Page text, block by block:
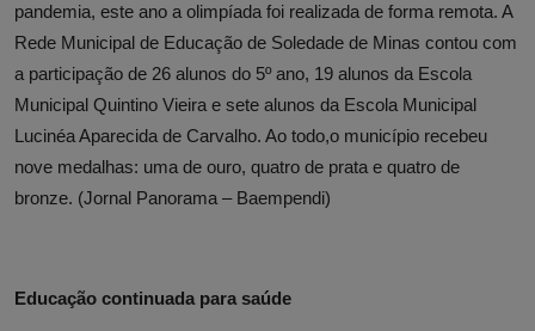
pandemia, este ano a olimpíada foi realizada de forma remota. A
Rede Municipal de Educação de Soledade de Minas contou com
a participação de 26 alunos do 5º ano, 19 alunos da Escola
Municipal Quintino Vieira e sete alunos da Escola Municipal
Lucinéa Aparecida de Carvalho. Ao todo,o município recebeu
nove medalhas: uma de ouro, quatro de prata e quatro de
bronze. (Jornal Panorama – Baempendi)
Educação continuada para saúde